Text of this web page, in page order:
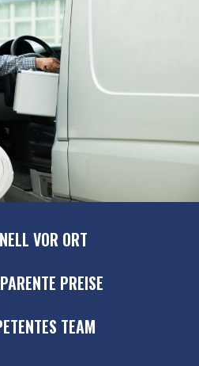
VOR ORT
PREISE
TEAM